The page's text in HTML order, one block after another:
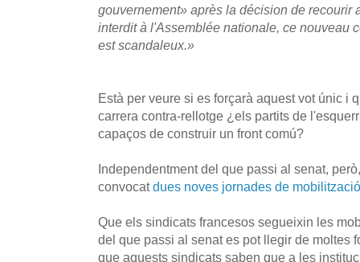
gouvernement» après la décision de recourir
interdit à l'Assemblée nationale, ce nouveau
est scandaleux.»
Està per veure si es forçarà aquest vot únic i
carrera contra-rellotge ¿els partits de
capaços de construir un front comú?
Independentment del que passi al senat,
convocatdues noves jornades de
Que els sindicats francesos segueixin les
del que passi al senat es pot llegir de moltes
que aquests sindicats saben que a les